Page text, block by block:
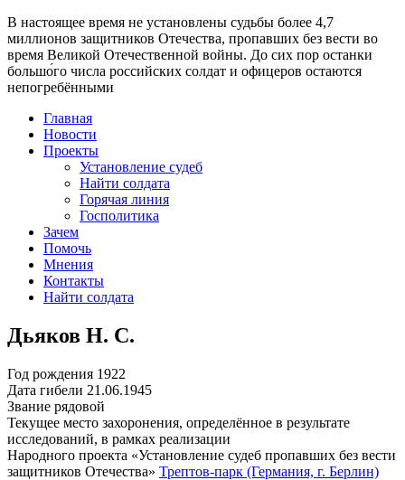
В настоящее время не установлены судьбы более 4,7
миллионов защитников Отечества, пропавших без вести во
время Великой Отечественной войны. До сих пор останки
большо́го числа российских солдат и офицеров остаются
непогребёнными
Главная
Новости
Проекты
Установление судеб
Найти солдата
Горячая линия
Госполитика
Зачем
Помочь
Мнения
Контакты
Найти солдата
Дьяков Н. С.
Год рождения 1922
Дата гибели 21.06.1945
Звание рядовой
Текущее место захоронения, определённое в результате
исследований, в рамках реализации
Народного проекта «Установление судеб пропавших без вести
защитников Отечества» Трептов-парк (Германия, г. Берлин)